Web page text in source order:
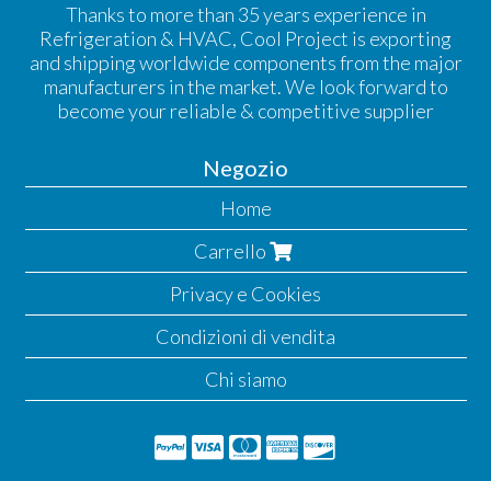
Thanks to more than 35 years experience in
Refrigeration & HVAC, Cool Project is exporting
and shipping worldwide components from the major
manufacturers in the market. We look forward to
become your reliable & competitive supplier
Negozio
Home
Carrello
Privacy e Cookies
Condizioni di vendita
Chi siamo